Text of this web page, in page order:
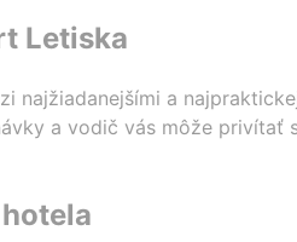
Letiska
najžiadanejšími a
a vodič vás môže privítať